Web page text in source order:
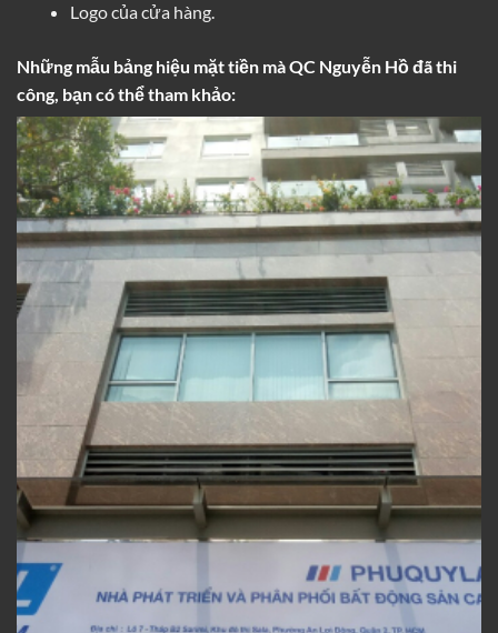
Logo của cửa hàng.
Những mẫu bảng hiệu mặt tiền màQC Nguyễn Hồđã thi
công, bạn có thể tham khảo: